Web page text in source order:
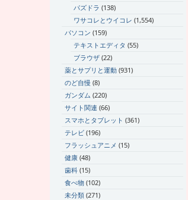
パズドラ (138)
ワサコレとウイコレ (1,554)
パソコン (159)
テキストエディタ (55)
ブラウザ (22)
薬とサプリと運動 (931)
のど自慢 (8)
ガンダム (220)
サイト関連 (66)
スマホとタブレット (361)
テレビ (196)
フラッシュアニメ (15)
健康 (48)
歯科 (15)
食べ物 (102)
未分類 (271)